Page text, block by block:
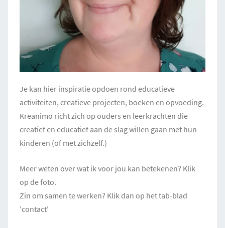
Je kan hier inspiratie opdoen rond educatieve
activiteiten, creatieve projecten, boeken en opvoeding.
Kreanimo richt zich op ouders en leerkrachten die
creatief en educatief aan de slag willen gaan met hun
kinderen (of met zichzelf.)
Meer weten over wat ik voor jou kan betekenen? Klik
op de foto.
Zin om samen te werken? Klik dan op het tab-blad
'contact'